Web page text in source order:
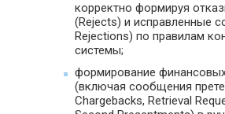
корректно формируя
(Rejects) и исправленные
Rejections) по правилам
системы;
формирование
(включая сообщения
Chargebacks, Retrieval